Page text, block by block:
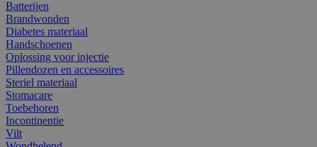
Batterijen
Brandwonden
Diabetes materiaal
Handschoenen
Oplossing voor injectie
Pillendozen en accessoires
Steriel materiaal
Stomacare
Toebehoren
Incontinentie
Vilt